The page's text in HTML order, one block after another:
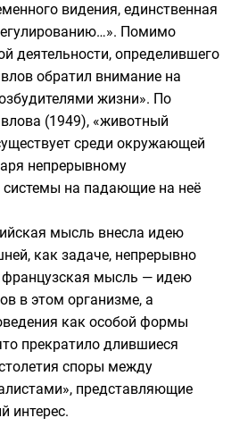
видения, единственная
Помимо
деятельности, определившего
обратил внимание на
жизни». По
(1949), «животный
среди окружающей
непрерывному
на падающие на неё
мысль внесла идею
как задаче, непрерывно
мысль — идею
в этом организме, а
как особой формы
прекратило длившиеся
споры между
представляющие
интерес.